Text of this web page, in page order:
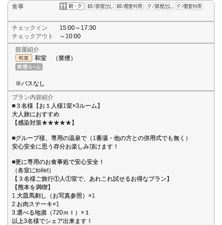
食事
チェックイン
15:00～17:30
チェックアウト
～10:00
部屋紹介
和室 （禁煙）
※バスなし
プラン内容紹介
■３名様【お１人様1室×3ルーム】
大人旅におすすめ
【感染対策★★★★★】
■グループ様、専用の温泉で（1番湯・他の方との併用式でも無く）
安心安全に思う存分お楽しみ頂けます！
■更に専用のお食事処で安心安全！
（各室にtoilet）
【３名様ご旅行①人①室で、あれこれ試せるお得なプラン】
【熊本を満喫】
1.大皿馬刺し（お写真参照）×1
2.お肉ステーキ×1
3.選べる地酒（720ｍｌ）×１
以上3名様でシェア出来ます！